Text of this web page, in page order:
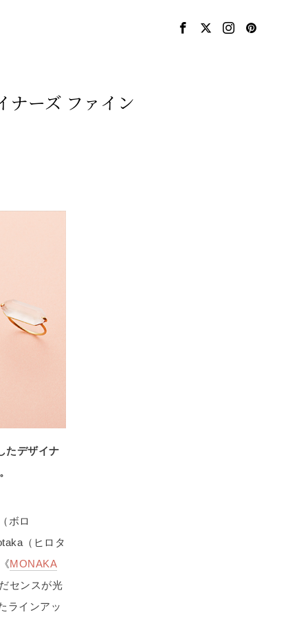
ナーズ ファイン
たデザイナ
（ボロ
（ヒロタ
MONAKA
センスが光
ラインアッ